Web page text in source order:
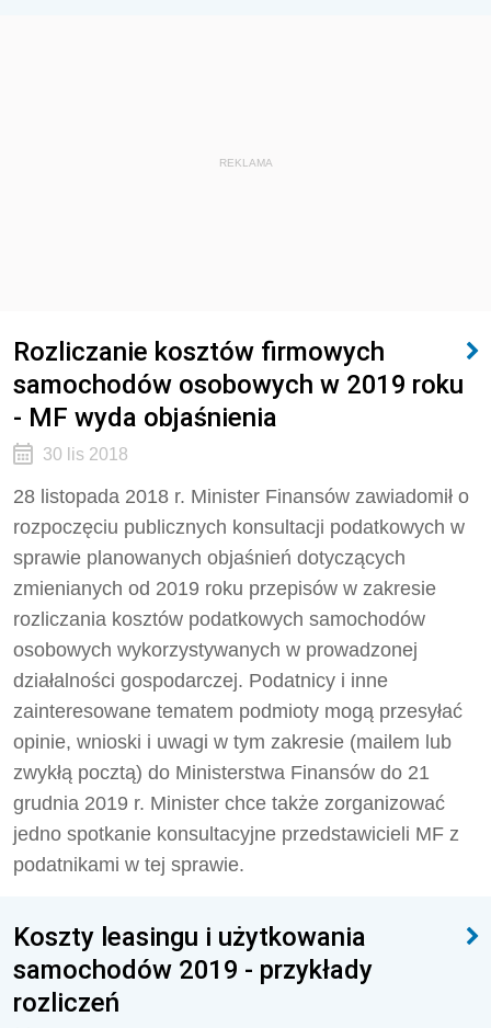
REKLAMA
Rozliczanie kosztów firmowych
samochodów osobowych w 2019 roku
- MF wyda objaśnienia
30 lis 2018
28 listopada 2018 r. Minister Finansów zawiadomił o
rozpoczęciu publicznych konsultacji podatkowych w
sprawie planowanych objaśnień dotyczących
zmienianych od 2019 roku przepisów w zakresie
rozliczania kosztów podatkowych samochodów
osobowych wykorzystywanych w prowadzonej
działalności gospodarczej. Podatnicy i inne
zainteresowane tematem podmioty mogą przesyłać
opinie, wnioski i uwagi w tym zakresie (mailem lub
zwykłą pocztą) do Ministerstwa Finansów do 21
grudnia 2019 r. Minister chce także zorganizować
jedno spotkanie konsultacyjne przedstawicieli MF z
podatnikami w tej sprawie.
Koszty leasingu i użytkowania
samochodów 2019 - przykłady
rozliczeń